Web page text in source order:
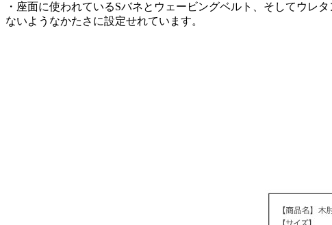
・座面に使われているSバネとウェービングベルト、そしてウレ
ないようなかたさに設定せれています。